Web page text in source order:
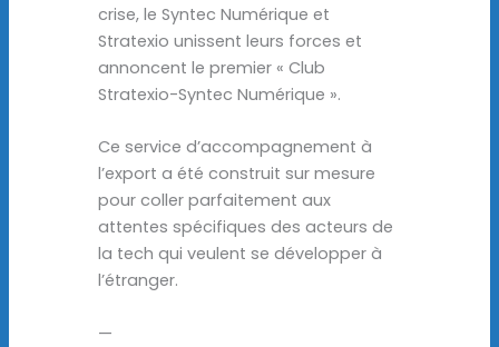
crise, le Syntec Numérique et
Stratexio unissent leurs forces et
annoncent le premier « Club
Stratexio-Syntec Numérique ».
Ce service d’accompagnement à
l’export a été construit sur mesure
pour coller parfaitement aux
attentes spécifiques des acteurs de
la tech qui veulent se développer à
l’étranger.
—